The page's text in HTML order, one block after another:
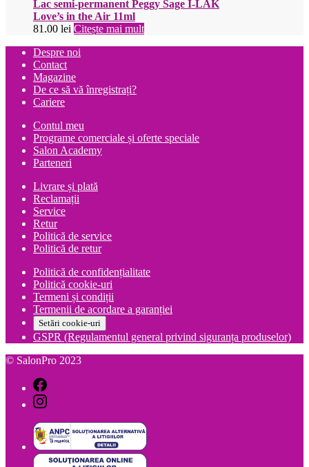
Lac semi-permanent Peggy Sage I-LAK
Love’s in the Air 11ml
81.00 lei Citește mai mult
Despre noi
Contact
Magazine
De ce să vă înregistrați?
Cariere
Contul meu
Programe comerciale și oferte speciale
Salon Academy
Parteneri
Livrare și plată
Reclamații
Service
Retur
Politică de service
Politică de retur
Politică de confidențialitate
Politică cookie-uri
Termeni și condiții
Termenii de acordare a garanției
Setări cookie-uri
GSPR (Regulamentul general privind siguranța produselor)
© SalonPro 2023